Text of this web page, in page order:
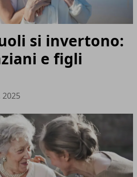
si invertono:
e figli